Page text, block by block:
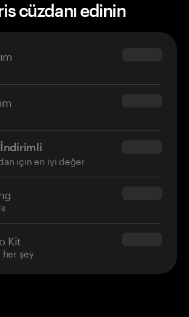
cüzdanı edinin
$69.90
$54.90
için en iyi değer
$34.95
$160.00
Kit
her şey
$180.00